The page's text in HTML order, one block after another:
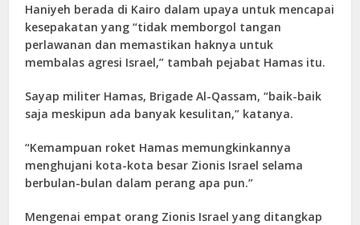
Haniyeh berada di Kairo dalam upaya untuk mencapai
kesepakatan yang “tidak memborgol tangan
perlawanan dan memastikan haknya untuk
membalas agresi Israel,” tambah pejabat Hamas itu.
Sayap militer Hamas, Brigade Al-Qassam, “baik-baik
saja meskipun ada banyak kesulitan,” katanya.
“Kemampuan roket Hamas memungkinkannya
menghujani kota-kota besar Zionis Israel selama
berbulan-bulan dalam perang apa pun.”
Mengenai empat orang Zionis Israel yang ditangkap